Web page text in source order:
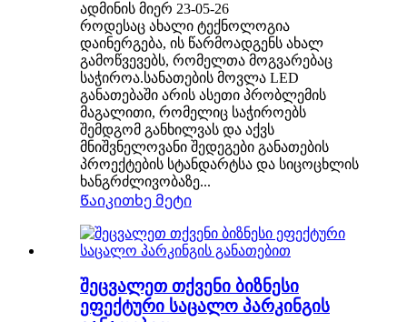
ადმინის მიერ 23-05-26
როდესაც ახალი ტექნოლოგია
დაინერგება, ის წარმოადგენს ახალ
გამოწვევებს, რომელთა მოგვარებაც
საჭიროა.სანათების მოვლა LED
განათებაში არის ასეთი პრობლემის
მაგალითი, რომელიც საჭიროებს
შემდგომ განხილვას და აქვს
მნიშვნელოვანი შედეგები განათების
პროექტების სტანდარტსა და სიცოცხლის
ხანგრძლივობაზე...
Წაიკითხე მეტი
შეცვალეთ თქვენი ბიზნესი
ეფექტური საცალო პარკინგის